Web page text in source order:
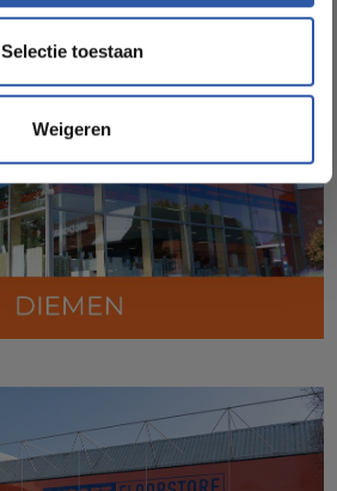
Selectie toestaan
Weigeren